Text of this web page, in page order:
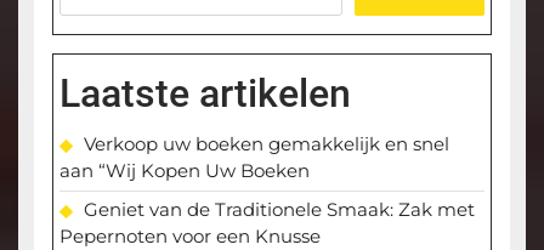
Laatste artikelen
Verkoop uw boeken gemakkelijk en snel
aan “Wij Kopen Uw Boeken
Geniet van de Traditionele Smaak: Zak met
Pepernoten voor een Knusse